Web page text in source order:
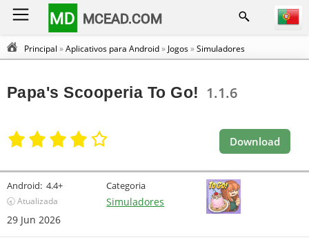
MD MCEAD.COM
Principal »Aplicativos para Android» Jogos»Simuladores
Papa's Scooperia To Go! 1.1.6
Download
Android: 4.4+
🕣 Atualizada
29 Jun 2026
Categoria
Simuladores